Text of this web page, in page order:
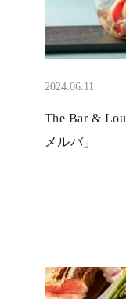
2024.06.11
The Bar &
メルバ」